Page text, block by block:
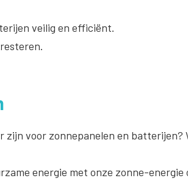
veilig en efficiënt.
voor zonnepanelen en batterijen?
energie met onze zonne-energie